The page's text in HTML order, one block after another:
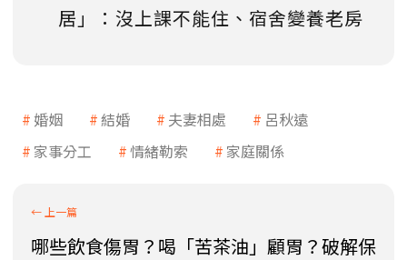
居」：沒上課不能住、宿舍變養老房
婚姻 結婚 夫妻相處
呂秋遠
家事分工
情緒勒索 家庭關係
哪些飲食傷胃？喝「苦茶油」顧胃？破解保